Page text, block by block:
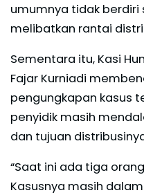
umumnya tidak berdiri
melibatkan rantai
Sementara itu, Kasi
Fajar Kurniadi
pengungkapan kasus
penyidik masih
dan tujuan
“Saat ini ada tiga
Kasusnya masih